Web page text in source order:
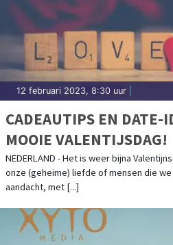
12 februari 2023, 8:30 uur
CADEAUTIPS EN DATE-
MOOIE VALENTIJSDAG!
NEDERLAND - Het is weer bijna
onze (geheime) liefde of mensen die
aandacht, met [...]